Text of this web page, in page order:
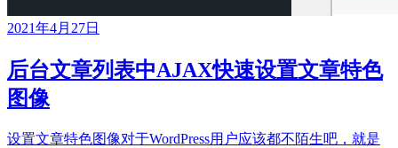
2021年4月27日
后台文章列表中AJAX快速设置文章特色
图像
设置文章特色图像对于WordPress用户应该都不陌生吧，就是